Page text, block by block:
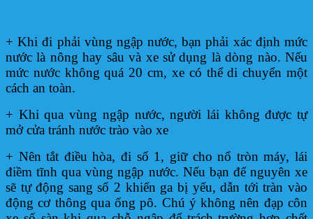
+ Khi đi phải vùng ngập nước, bạn phải xác định mức
nước là nông hay sâu và xe sử dụng là dòng nào. Nếu
mức nước không quá 20 cm, xe có thể di chuyển một
cách an toàn.
+ Khi qua vùng ngập nước, người lái không được tự
mở cửa tránh nước trào vào xe
+ Nên tắt điều hòa, đi số 1, giữ cho nổ tròn máy, lái
điềm tĩnh qua vùng ngập nước. Nếu bạn để nguyên xe
sẽ tự động sang số 2 khiến ga bị yếu, dẫn tới tràn vào
động cơ thông qua ống pô. Chú ý không nên đạp côn